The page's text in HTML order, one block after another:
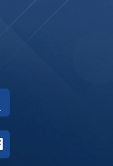
a
Twitter